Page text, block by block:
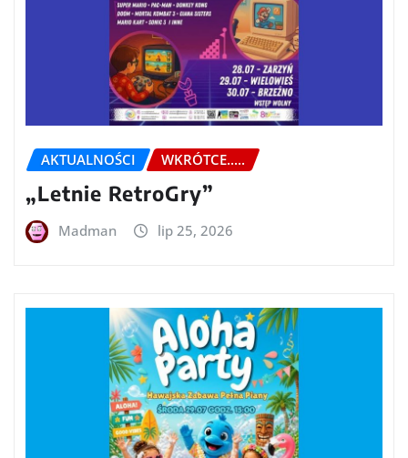
AKTUALNOŚCI WKRÓTCE.....
„Letnie RetroGry”
Madman lip 25, 2026